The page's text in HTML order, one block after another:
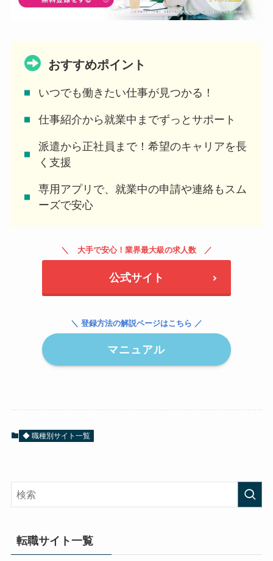
おすすめポイント
いつでも働きたい仕事が見つかる！
仕事紹介から就業中までずっとサポート
派遣から正社員まで！希望のキャリアを長
く支援
専用アプリで、就業中の申請や連絡もスム
ーズで安心
大手で安心！業界最大級の求人数
公式サイト
＼ 登録方法の解説ページはこちら ／
マニュアル
◆ 職種別サイト一覧
転職サイト一覧